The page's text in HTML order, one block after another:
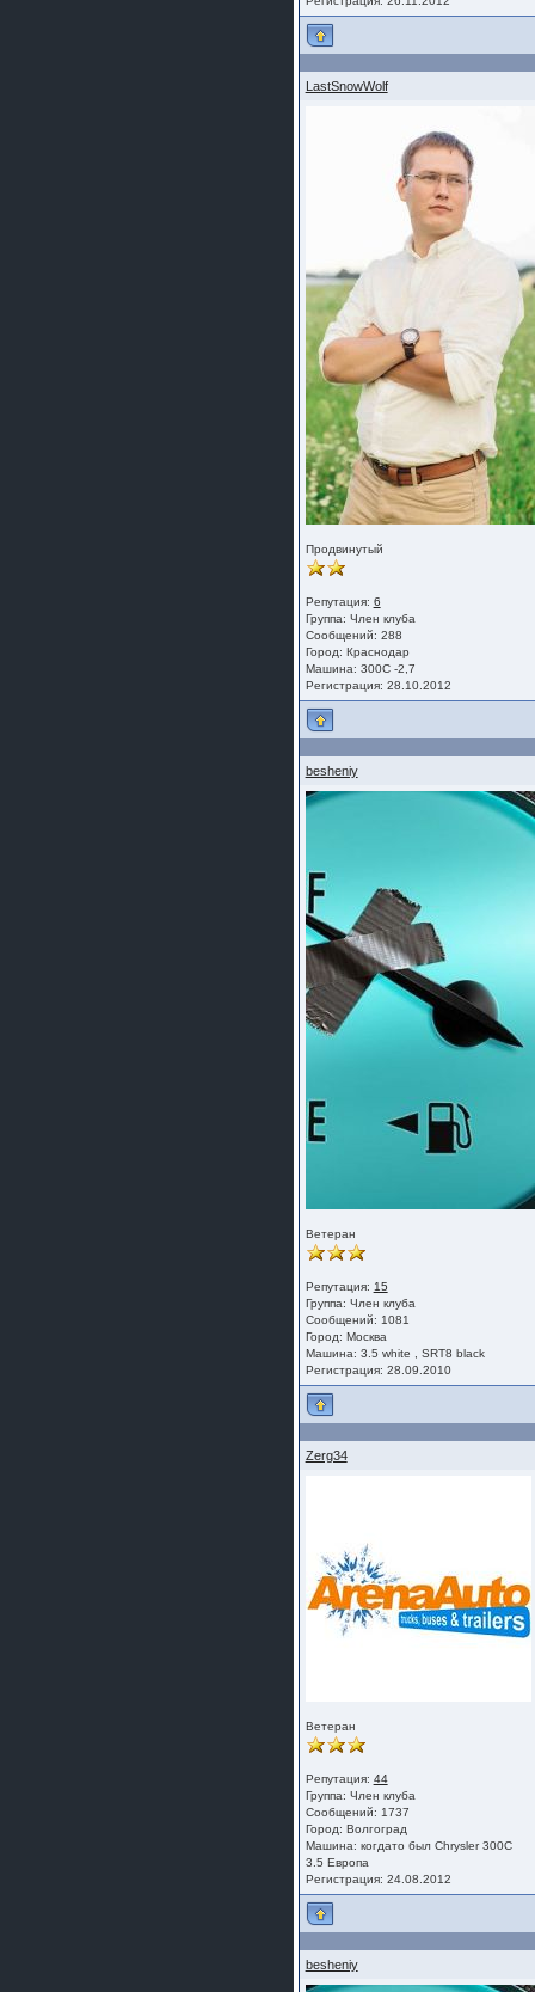
LastSnowWolf
Продвинутый
Репутация: 6
Группа: Член клуба
Сообщений: 288
Город: Краснодар
Машина: 300С -2,7
Регистрация: 28.10.2012
besheniy
Ветеран
Репутация: 15
Группа: Член клуба
Сообщений: 1081
Город: Москва
Машина: 3.5 white , SRT8 black
Регистрация: 28.09.2010
Zerg34
Ветеран
Репутация: 44
Группа: Член клуба
Сообщений: 1737
Город: Волгоград
Машина: когдато был Chrysler 300C
3.5 Европа
Регистрация: 24.08.2012
besheniy